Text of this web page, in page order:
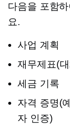
다음을 포함
요.
사업 계획
재무제표(
세금 기록
자격 증명(
자 인증)